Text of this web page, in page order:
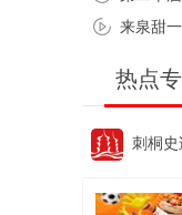
来泉甜
热点
刺桐史